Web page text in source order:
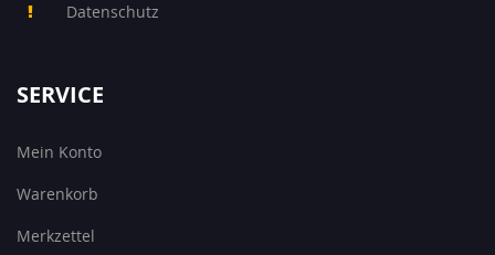
Datenschutz
SERVICE
Mein Konto
Warenkorb
Merkzettel